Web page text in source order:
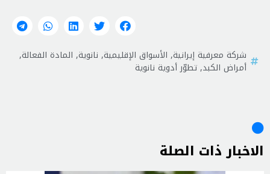
شركة معرفية إيرانية, الأسواق الإقليمية, نانوية, المادة الفعالة,
أمراض الكبد,تطوّر أدوية نانوية
الاخبار ذات الصلة